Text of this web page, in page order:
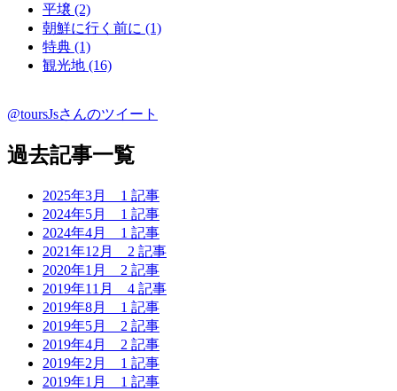
平壌 (2)
朝鮮に行く前に (1)
特典 (1)
観光地 (16)
@toursJsさんのツイート
過去記事一覧
2025年3月 1 記事
2024年5月 1 記事
2024年4月 1 記事
2021年12月 2 記事
2020年1月 2 記事
2019年11月 4 記事
2019年8月 1 記事
2019年5月 2 記事
2019年4月 2 記事
2019年2月 1 記事
2019年1月 1 記事